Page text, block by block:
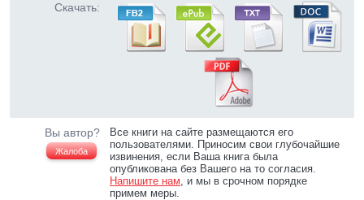
Скачать:
Вы автор?
Жалоба
Все книги на сайте размещаются его
пользователями. Приносим свои глубочайшие
извинения, если Ваша книга была
опубликована без Вашего на то согласия.
Напишите нам, и мы в срочном порядке
примем меры.